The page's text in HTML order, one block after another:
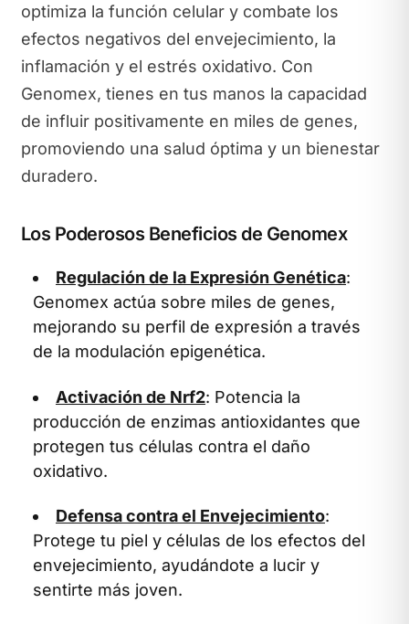
optimiza la función celular y combate los
efectos negativos del envejecimiento, la
inflamación y el estrés oxidativo. Con
Genomex, tienes en tus manos la capacidad
de influir positivamente en miles de genes,
promoviendo una salud óptima y un bienestar
duradero.
Los Poderosos Beneficios de Genomex
Regulación de la Expresión Genética:
Genomex actúa sobre miles de genes,
mejorando su perfil de expresión a través
de la modulación epigenética.
Activación de Nrf2: Potencia la
producción de enzimas antioxidantes que
protegen tus células contra el daño
oxidativo.
Defensa contra el Envejecimiento:
Protege tu piel y células de los efectos del
envejecimiento, ayudándote a lucir y
sentirte más joven.